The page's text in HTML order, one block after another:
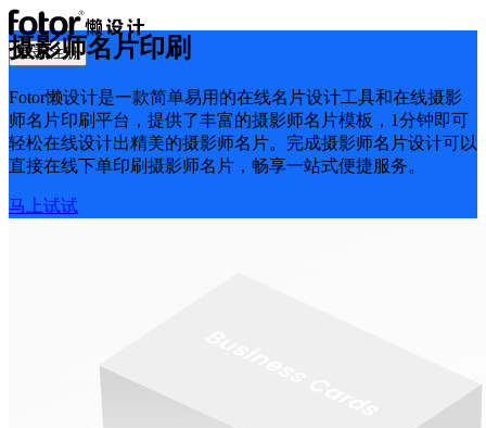
登录/注册
摄影师名片印刷
Fotor懒设计是一款简单易用的在线名片设计工具和在线摄影
师名片印刷平台，提供了丰富的摄影师名片模板，1分钟即可
轻松在线设计出精美的摄影师名片。完成摄影师名片设计可以
直接在线下单印刷摄影师名片，畅享一站式便捷服务。
马上试试